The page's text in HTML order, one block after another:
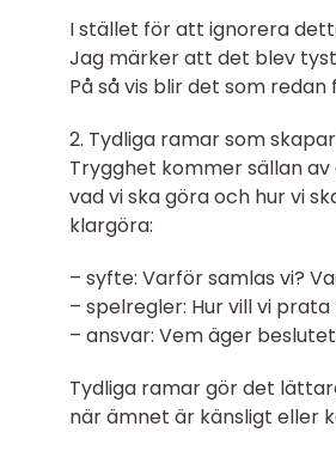
I stället för att ignorera
Jag märker att det blev
På så vis blir det som
2. Tydliga ramar som
Trygghet kommer sällan
vad vi ska göra och hur vi
klargöra:
– syfte: Varför samlas vi?
– spelregler: Hur vill vi
– ansvar: Vem äger
Tydliga ramar gör det
när ämnet är känsligt eller